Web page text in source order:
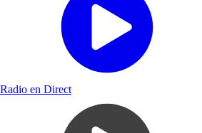
Radio en Direct